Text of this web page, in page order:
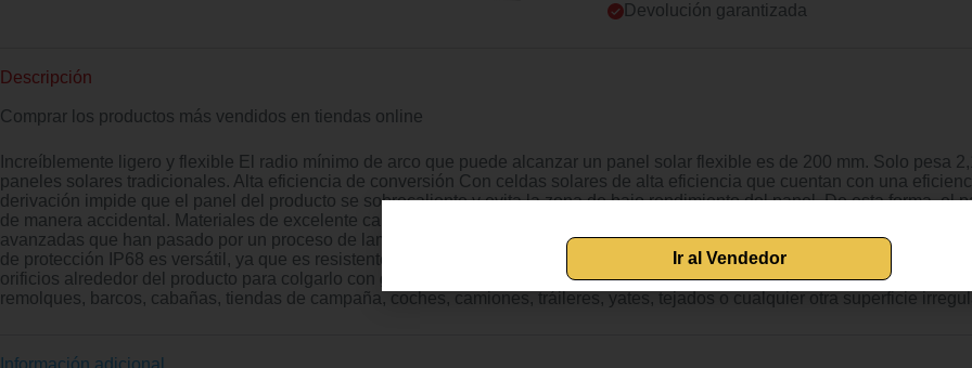
Devolución garantizada
Descripción
Comprar los productos más vendidos en tiendas online
Increíblemente ligero y flexible El radio mínimo de arco que puede alcanzar un panel solar flexible es de 200 mm. Solo pesa
paneles solares tradicionales. Alta eficiencia de conversión Con celdas solares de alta eficiencia que cuentan con una
derivación impide que el panel del producto se sobrecaliente y evita la zona de bajo rendimiento del panel. De esta forma, el
de manera accidental. Materiales de excelente calidad Fabricado con 182 celdas de silicio cristalinas de gran tamaño y alta
avanzadas que han pasado por un proceso de laminación integrado para aumentar la protección y la durabilidad del panel.
de protección IP68 es versátil, ya que es resistente a la suciedad, el polvo, los residuos y los chorros de agua a baja
orificios alrededor del producto para colgarlo con ganchos o fijarlo completamente a una superficie de instalación con un
remolques, barcos, cabañas, tiendas de campaña, coches, camiones, tráileres, yates, tejados o cualquier otra superficie